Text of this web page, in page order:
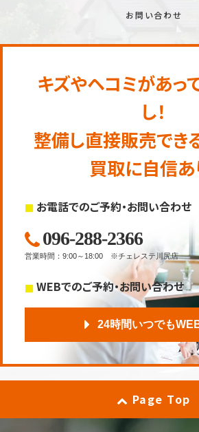
お問い合わせ
キズやヘコミがあっ
し！
整備し直接販売でき
買取に自信あ
お電話でのご予約・お問い合わせ
096-288-2366
営業時間 ： 9:00～18:00 ※チェレステ川尻店
WEBでのご予約・お問い合わせ
24時間いつでも
Page Top